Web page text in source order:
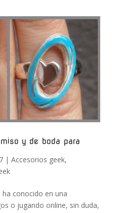
y de boda para
| Accesorios geek,
ha conocido en una
o jugando online, sin duda,